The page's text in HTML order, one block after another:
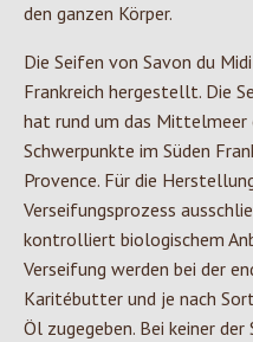
den ganzen Körper.
Die Seifen von Savon du
Frankreich hergestellt. Die
hat rund um das Mittelmeer
Schwerpunkte im Süden
Provence. Für die
Verseifungsprozess
kontrolliert biologischem
Verseifung werden bei der
Karitébutter und je nach
Öl zugegeben. Bei keiner